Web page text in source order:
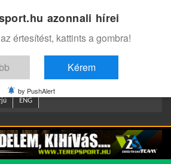
ENG
azonnali hírei
értesítést, kattints a gombra!
Kérem
by PushAlert